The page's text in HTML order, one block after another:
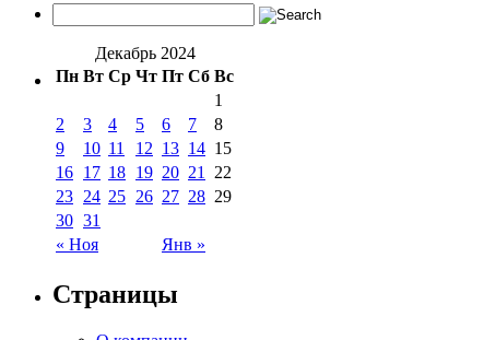
Декабрь 2024
Пн Вт Ср Чт Пт Сб Вс
« Ноя Янв »
1
2
3 4 5 6 7
8
9
10 11 12 13 14 15
16 17 18 19 20 21
22
23 24 25 26 27 28 29
30 31
Страницы